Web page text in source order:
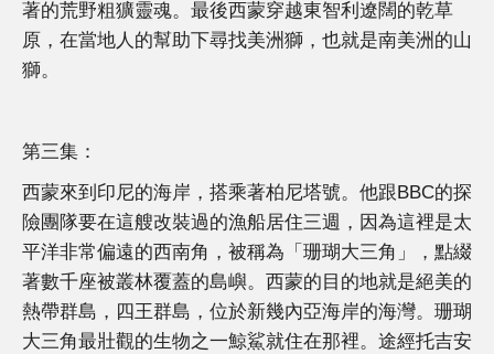
著的荒野粗獷靈魂。最後西蒙穿越東智利遼闊的乾草
原，在當地人的幫助下尋找美洲獅，也就是南美洲的山
獅。
第三集：
西蒙來到印尼的海岸，搭乘著柏尼塔號。他跟BBC的探
險團隊要在這艘改裝過的漁船居住三週，因為這裡是太
平洋非常偏遠的西南角，被稱為「珊瑚大三角」，點綴
著數千座被叢林覆蓋的島嶼。西蒙的目的地就是絕美的
熱帶群島，四王群島，位於新幾內亞海岸的海灣。珊瑚
大三角最壯觀的生物之一鯨鯊就住在那裡。途經托吉安